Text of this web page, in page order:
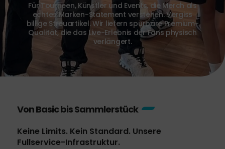
Für Tourneen, Künstler und Events, die Merch als
echtes Marken-Statement verstehen. Vergiss
billige Streuartikel. Wir liefern spürbare Premium-
Qualität, die das Live-Erlebnis der Fans physisch
verlängert.
Von Basic bis Sammlerstück
Keine Limits. Kein Standard. Unsere
Fullservice-Infrastruktur.